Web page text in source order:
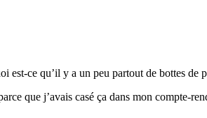
est-ce qu’il y a un peu partout de bottes de
que j’avais casé ça dans mon compte-